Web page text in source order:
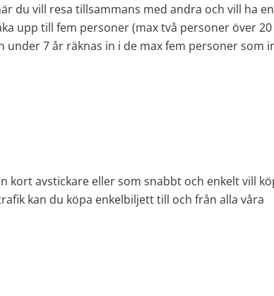
du vill resa tillsammans med andra och vill ha en
upp till fem personer (max två personer över 20
7 år räknas in i de max fem personer som
kort avstickare eller som snabbt och enkelt vill
kan du köpa enkelbiljett till och från alla våra